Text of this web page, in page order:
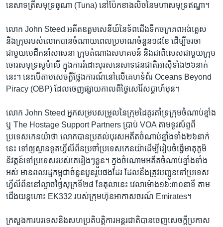
នេសាទ​ត្រី​សមុទ្រ​ធូណា (Tuna) នៅ​ប៉ែក​ខាង​លិច​នៃ​មហា​សមុទ្រ​ឥណ្ឌា។
លោក​ John Steed ​អតីត​ឧត្តមសេនីយ៍​នៃ​ទ័ព​ជើង​ទឹក​ចក្រភព​អង់គ្លេស
និង​ក្រុម​របស់​លោក​បាន​ចំណាយ​ពេល​ប្រមាណ​ចំនួន​១៨​ខែ​ ដើម្បី​ចរចា​
ជាមួយ​មេដឹកនាំ​សាសនា​ ក្រុម​តំណាង​សហគមន៍​ និង​ជា​ពិសេស​ជាមួយ​ក្រុម​
ចោរសមុទ្រ​សូម៉ាលី​ ក្នុង​ការ​រំដោះ​បុរស​នេសាទ​ជនជាតិ​អាស៊ី​ទាំង​២៦​នាក់​
នេះ។​ នេះ​បើ​តាម​សេចក្ដី​ថ្លែងការណ៍​នៅ​លើ​គេហទំព័រ Oceans ​Beyond ​
Piracy (OBP) ដែល​ចេញ​ផ្សាយ​កាល​ពី​ថ្ងៃ​សៅរ៍​សប្តាហ៍​មុន។​
លោក​ John Steed ​អ្នក​សម្រប​សម្រួល​នៃ​ក្រុម​ដៃ​គូរ​គាំទ្រ​ក្រុម​ចំណាប់​ខ្មាំង​
ឬ The Hostage Support ​Partners ​ប្រាប់ ​VOA ​តាម​ទូរស័ព្ទ​ពី​
ប្រទេស​កេនយ៉ា​ថា​ លោក​បាន​ប្រគល់​បុរស​អតីត​ចំណាប់​ខ្មាំង​ទាំង​២៦​នាក់​
នេះ​ ទៅ​ឲ្យ​ស្ថានទូត​ហ្វីលីពីន​ប្រចាំ​ប្រទេស​កេនយ៉ា​ដើម្បី​រៀបចំ​ធ្វើ​មាតុភូមិ​
និវត្តន៍ទៅ​ប្រទេស​របស់​គេ​រៀងៗខ្លួន។ ក្នុង​ចំណោម​អតីតចំណាប់​ខ្មាំង​ទាំង
អស់​ មាន​ពលរដ្ឋ​កម្ពុជា​ចំនួន​បួន​រូប​ផង​ដែរ ដែលនឹង​ត្រូវ​បញ្ជូន​ទៅ​ប្រទេស​
ហ្វីលីពីន​នៅ​ល្ងាច​ថ្ងៃ​សុក្រ​ទី​២៨ ខែ​តុលានេះ​ វេលា​ម៉ោង​១៦:៣០​នាទី​ តាម​
ជើង​យន្តហោះ​ EK332 ​របស់​ក្រុមហ៊ុន​អាកាសចរណ៍ Emirates។
ក្រសួង​ការ​បរទេស​និង​សហ​ប្រតិបត្តិការ​អន្តរជាតិ​បាន​ចេញ​សេចក្ដី​ប្រកាស​